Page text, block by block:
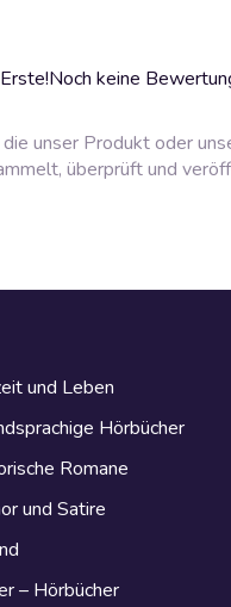
Noch keine
unser Produkt oder
überprüft und
und Leben
Hörbücher
Romane
und Satire
– Hörbücher